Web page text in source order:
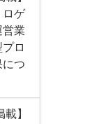
ロゲ
営業
ロ
につ
】